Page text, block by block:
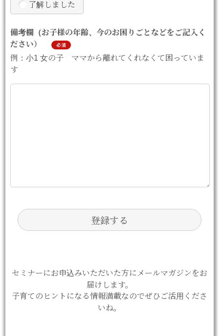
了解しました
備考欄（お子様の年齢、今のお困りごとなどをご記入く
ださい）
必須
例：小1 女の子 ママから離れてくれなくて困っていま
す
セミナーにお申込みいただいた方にメールマガジンをお
届けします。
子育てのヒントになる情報満載なのでぜひご活用くださ
いね。